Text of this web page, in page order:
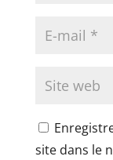
site dans le